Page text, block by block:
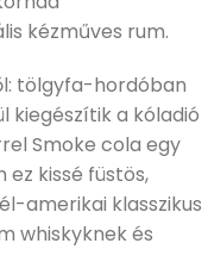
kézműves rum.
tölgyfa-hordóban
kiegészítik a kóladió
Smoke cola egy
ez kissé füstös,
amerikai klasszikus
whiskyknek és